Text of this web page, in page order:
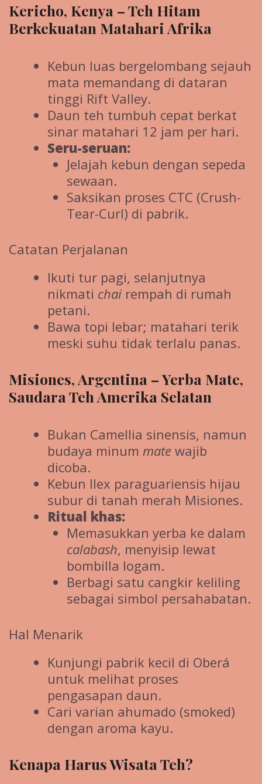
Kericho, Kenya – Teh Hitam
Berkekuatan Matahari Afrika
Kebun luas bergelombang sejauh
mata memandang di dataran
tinggi Rift Valley.
Daun teh tumbuh cepat berkat
sinar matahari 12 jam per hari.
Seru-seruan:
Jelajah kebun dengan sepeda
sewaan.
Saksikan proses CTC (Crush-
Tear-Curl) di pabrik.
Catatan Perjalanan
Ikuti tur pagi, selanjutnya
nikmati chai rempah di rumah
petani.
Bawa topi lebar; matahari terik
meski suhu tidak terlalu panas.
Misiones, Argentina – Yerba Mate,
Saudara Teh Amerika Selatan
Bukan Camellia sinensis, namun
budaya minum mate wajib
dicoba.
Kebun Ilex paraguariensis hijau
subur di tanah merah Misiones.
Ritual khas:
Memasukkan yerba ke dalam
calabash, menyisip lewat
bombilla logam.
Berbagi satu cangkir keliling
sebagai simbol persahabatan.
Hal Menarik
Kunjungi pabrik kecil di Oberá
untuk melihat proses
pengasapan daun.
Cari varian ahumado (smoked)
dengan aroma kayu.
Kenapa Harus Wisata Teh?